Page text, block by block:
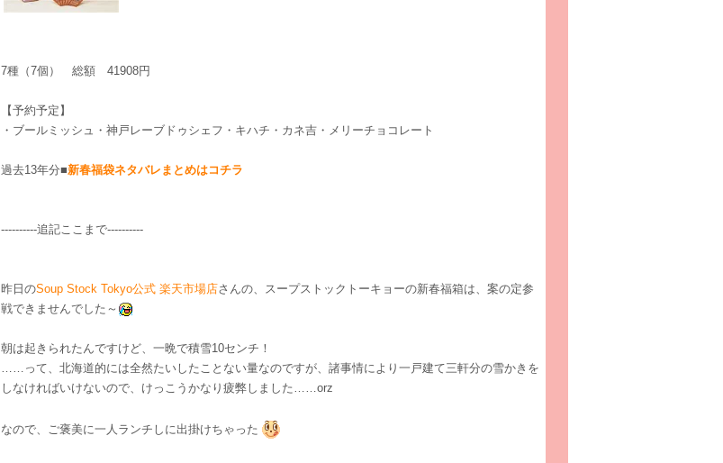
7種（7個） 総額 41908円
【予約予定】
・ブールミッシュ・神戸レーブドゥシェフ・キハチ・カネ吉・メリーチョコレート
過去13年分■新春福袋ネタバレまとめはコチラ
----------追記ここまで----------
昨日のSoup Stock Tokyo公式 楽天市場店さんの、スープストックトーキョーの新春福箱は、案の定参
戦できませんでした～
朝は起きられたんですけど、一晩で積雪10センチ！
……って、北海道的には全然たいしたことない量なのですが、諸事情により一戸建て三軒分の雪かきを
しなければいけないので、けっこうかなり疲弊しました……orz
なので、ご褒美に一人ランチしに出掛けちゃった